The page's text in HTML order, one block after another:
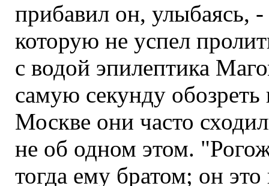
прибавил он, улыбаясь, -
которую не успел
с водой эпилептика
самую секунду
Москве они часто
не об одном этом.
тогда ему братом; он